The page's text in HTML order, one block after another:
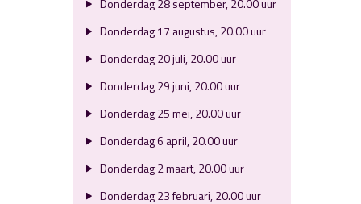
Donderdag 28 september, 20.00 uur
Donderdag 17 augustus, 20.00 uur
Donderdag 20 juli, 20.00 uur
Donderdag 29 juni, 20.00 uur
Donderdag 25 mei, 20.00 uur
Donderdag 6 april, 20.00 uur
Donderdag 2 maart, 20.00 uur
Donderdag 23 februari, 20.00 uur